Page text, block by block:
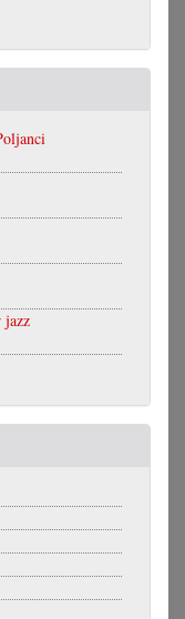
jazz